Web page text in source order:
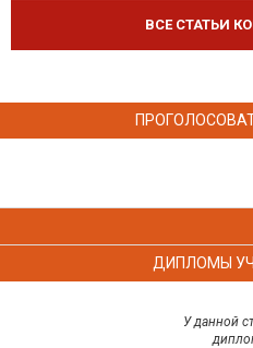
ВСЕ СТАТЬИ
ДИПЛОМЫ
У данной